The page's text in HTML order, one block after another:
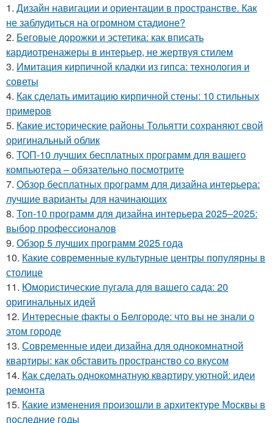
1. Дизайн навигации и ориентации в пространстве. Как
не заблудиться на огромном стадионе?
2. Беговые дорожки и эстетика: как вписать
кардиотренажеры в интерьер, не жертвуя стилем
3. Имитация кирпичной кладки из гипса: технология и
советы
4. Как сделать имитацию кирпичной стены: 10 стильных
примеров
5. Какие исторические районы Тольятти сохраняют свой
оригинальный облик
6. ТОП-10 лучших бесплатных программ для вашего
компьютера – обязательно посмотрите
7. Обзор бесплатных программ для дизайна интерьера:
лучшие варианты для начинающих
8. Топ-10 программ для дизайна интерьера 2025–2025:
выбор профессионалов
9. Обзор 5 лучших программ 2025 года
10. Какие современные культурные центры популярны в
столице
11. Юмористические пугала для вашего сада: 20
оригинальных идей
12. Интересные факты о Белгороде: что вы не знали о
этом городе
13. Современные идеи дизайна для однокомнатной
квартиры: как обставить пространство со вкусом
14. Как сделать однокомнатную квартиру уютной: идеи
ремонта
15. Какие изменения произошли в архитектуре Москвы в
последние годы